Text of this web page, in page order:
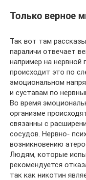
Только верное
Так вот там
параличи отвечает
например на нервной
происходит это по
эмоциональном
и суставам по
Во время
организме
связанны с
сосудов. Нервно-
возникновению
Людям, которые
рекомендуется
так как никотин